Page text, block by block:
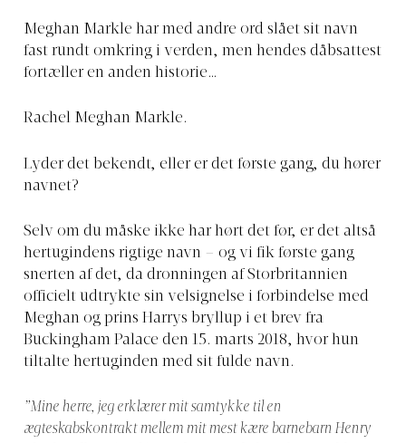
Meghan Markle har med andre ord slået sit navn
fast rundt omkring i verden, men hendes dåbsattest
fortæller en anden historie…
Rachel Meghan Markle.
Lyder det bekendt, eller er det første gang, du hører
navnet?
Selv om du måske ikke har hørt det før, er det altså
hertugindens rigtige navn – og vi fik første gang
snerten af det, da dronningen af Storbritannien
officielt udtrykte sin velsignelse i forbindelse med
Meghan og prins Harrys bryllup i et brev fra
Buckingham Palace den 15. marts 2018, hvor hun
tiltalte hertuginden med sit fulde navn.
”Mine herre, jeg erklærer mit samtykke til en
ægteskabskontrakt mellem mit mest kære barnebarn Henry